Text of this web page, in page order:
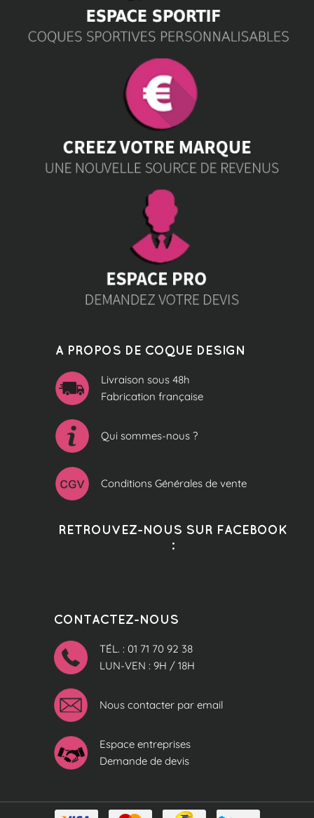
A PROPOS DE COQUE DESIGN
Livraison sous 48h
Fabrication française
Qui sommes-nous ?
Conditions Générales de vente
RETROUVEZ-NOUS SUR FACEBOOK
:
CONTACTEZ-NOUS
TÉL. : 01 71 70 92 38
LUN-VEN : 9H / 18H
Nous contacter par email
Espace entreprises
Demande de devis